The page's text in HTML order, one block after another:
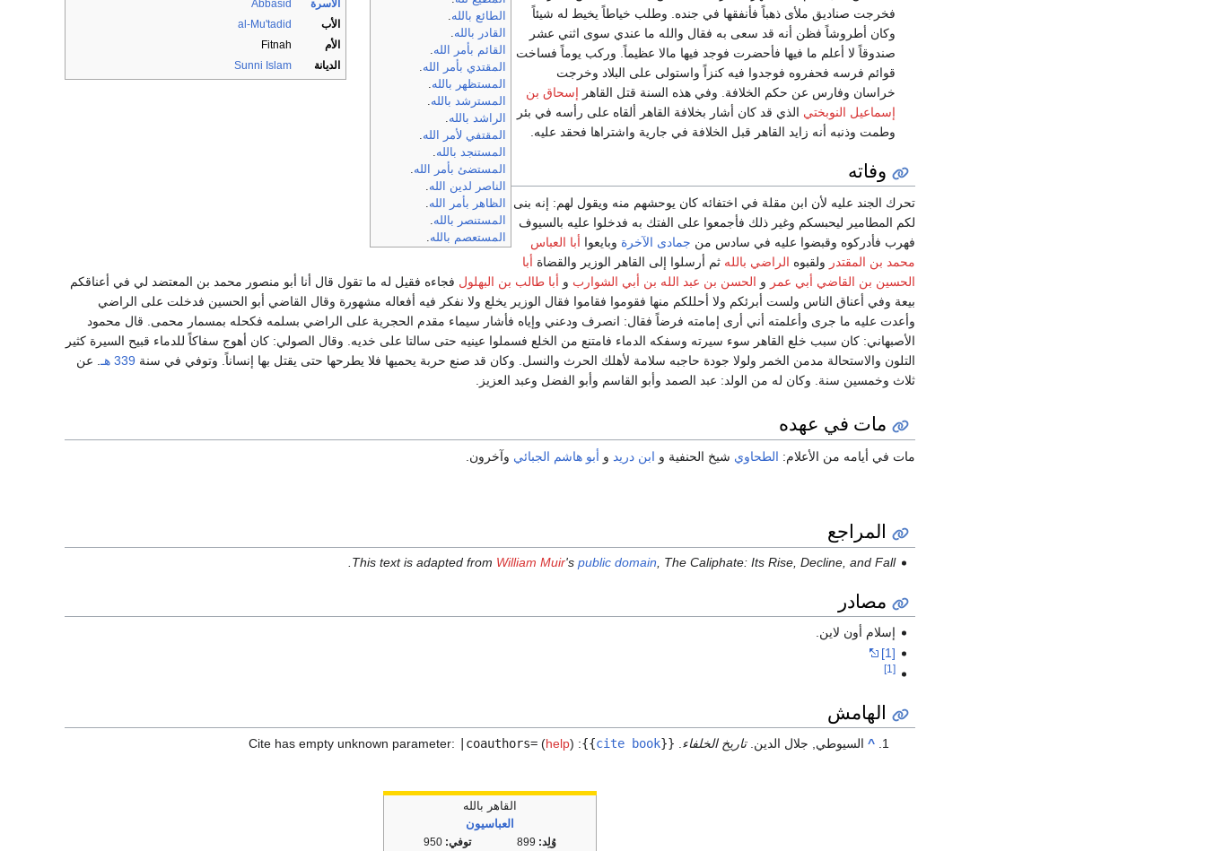
الأسرة
Abbasid
الأب
al-Mu'tadid
الأم
Fitnah
الديانة
Sunni Islam
الطائع بالله.
القادر بالله.
القائم بأمر الله.
المقتدي بأمر الله.
المستظهر بالله.
المسترشد بالله.
الراشد بالله.
المقتفي لأمر الله.
المستنجد بالله.
المستضئ بأمر الله.
الناصر لدين الله.
الظاهر بأمر الله.
المستنصر بالله.
المستعصم بالله.
فخرجت صناديق ملأى ذهباً فأنفقها في جنده. وطلب خياطاً يخيط له شيئاً
وكان أطروشاً فظن أنه قد سعى به فقال والله ما عندي سوى اثني عشر
صندوقاً لا أعلم ما فيها فأحضرت فوجد فيها مالا عظيماً. وركب يوماً فساخت
قوائم فرسه فحفروه فوجدوا فيه كنزاً واستولى على البلاد وخرجت
خراسان وفارس عن حكم الخلافة. وفي هذه السنة قتل القاهر إسحاق بن
إسماعيل النوبختي الذي قد كان أشار بخلافة القاهر ألقاه على رأسه في بئر
وطمت وذنبه أنه زايد القاهر قبل الخلافة في جارية واشتراها فحقد عليه.
وفاته
تحرك الجند عليه لأن ابن مقلة في اختفائه كان يوحشهم منه ويقول لهم: إنه بنى
لكم المطامير ليحبسكم وغير ذلك فأجمعوا على الفتك به فدخلوا عليه بالسيوف
فهرب فأدركوه وقبضوا عليه في سادس من جمادى الآخرة وبايعوا أبا العباس
محمد بن المقتدر ولقبوه الراضي بالله ثم أرسلوا إلى القاهر الوزير والقضاة أبا
الحسين بن القاضي أبي عمر و الحسن بن عبد الله بن أبي الشوارب و أبا طالب بن البهلول فجاءه فقيل له ما تقول قال أنا أبو منصور محمد بن المعتضد لي في أعناقكم
بيعة وفي أعناق الناس ولست أبرئكم ولا أحللكم منها فقوموا فقاموا فقال الوزير يخلع ولا نفكر فيه أفعاله مشهورة وقال القاضي أبو الحسين فدخلت على الراضي
وأعدت عليه ما جرى وأعلمته أني أرى إمامته فرضاً فقال: انصرف ودعني وإياه فأشار سيماء مقدم الحجرية على الراضي بسلمه فكحله بمسمار محمى. قال محمود
الأصبهاني: كان سبب خلع القاهر سوء سيرته وسفكه الدماء فامتنع من الخلع فسملوا عينيه حتى سالتا على خديه. وقال الصولي: كان أهوج سفاكاً للدماء قبيح السيرة كثير
التلون والاستحالة مدمن الخمر ولولا جودة حاجبه سلامة لأهلك الحرث والنسل. وكان قد صنع حربة يحميها فلا يطرحها حتى يقتل بها إنساناً. وتوفي في سنة 339 هـ
. عن
ثلاث وخمسين سنة. وكان له من الولد: عبد الصمد وأبو القاسم وأبو الفضل وعبد العزيز.
مات في عهده
مات في أيامه من الأعلام: الطحاوي شيخ الحنفية و ابن دريد و أبو هاشم الجبائي وآخرون.
المراجع
This text is adapted from William Muir's public domain, The Caliphate: Its Rise, Decline, and Fall.
مصادر
إسلام أون لاين.
[1]
[1]
الهامش
^ السيوطي, جلال الدين.تاريخ الخلفاء {{
cite book
}}
:
Cite has empty unknown parameter: |coauthors= (help)
القاهر بالله
العباسيون
وُلِد: توفي: